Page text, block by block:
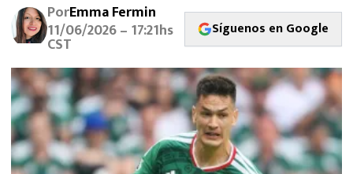
MEXICANOS EN EL EXTRANJERO
FUTBOL ESTUFA
FÓRMULA 1
BOXEO
PorEmma Fermin
11/06/2026 – 17:21hs
CST
Síguenos en Google